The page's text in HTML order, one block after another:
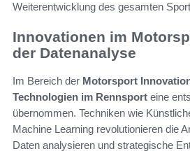
Weiterentwicklung des gesamten
Innovationen im
der Datenanalyse
Im Bereich der Motorsport
Technologien im Rennsport eine
übernommen. Techniken wie
Machine Learning revolutionieren die
Daten analysieren und strategische